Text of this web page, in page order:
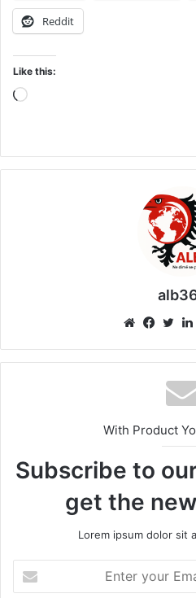
Reddit
Like this:
Loading…
With Product
Subscribe to
get the
Lorem ipsum dolor sit
your